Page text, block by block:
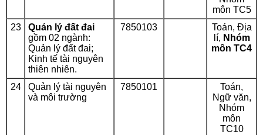
môn TC5
23
Quản lý đất đai
gồm 02 ngành:
Quản lý đất đai;
Kinh tế tài nguyên
thiên nhiên.
7850103
Toán, Địa
lí, Nhóm
môn TC4
24
Quản lý tài nguyên
và môi trường
7850101
Toán,
Ngữ văn,
Nhóm
môn
TC10